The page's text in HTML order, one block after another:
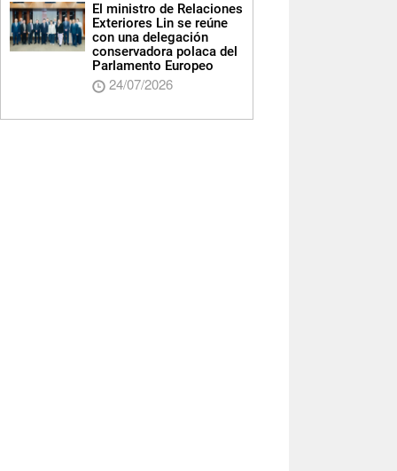
El ministro de Relaciones
Exteriores Lin se reúne
con una delegación
conservadora polaca del
Parlamento Europeo
24/07/2026